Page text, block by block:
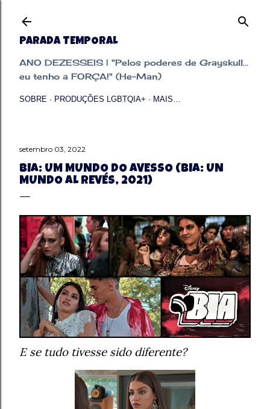
PARADA TEMPORAL
ANO DEZESSEIS | "Pelos poderes de Grayskull...
eu tenho a FORÇA!" (He-Man)
SOBRE PRODUÇÕES LGBTQIA+ MAIS…
setembro 03, 2022
BIA: UM MUNDO DO AVESSO (BIA: UN
MUNDO AL REVÉS, 2021)
E se tudo tivesse sido diferente?